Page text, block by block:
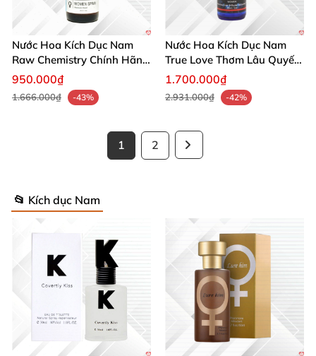
Nước Hoa Kích Dục Nam
Raw Chemistry Chính Hãng
Mỹ Tăng Ham Muốn
950.000₫
1.666.000₫ -43%
Nước Hoa Kích Dục Nam
True Love Thơm Lâu Quyến
Rũ Hấp Dẫn Mạnh
1.700.000₫
2.931.000₫ -42%
1 2
📂 Kích dục Nam